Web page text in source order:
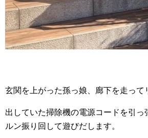
玄関を上がった孫っ娘、廊下を走って
出していた掃除機の電源コードを引っ
ルン振り回して遊びだします。